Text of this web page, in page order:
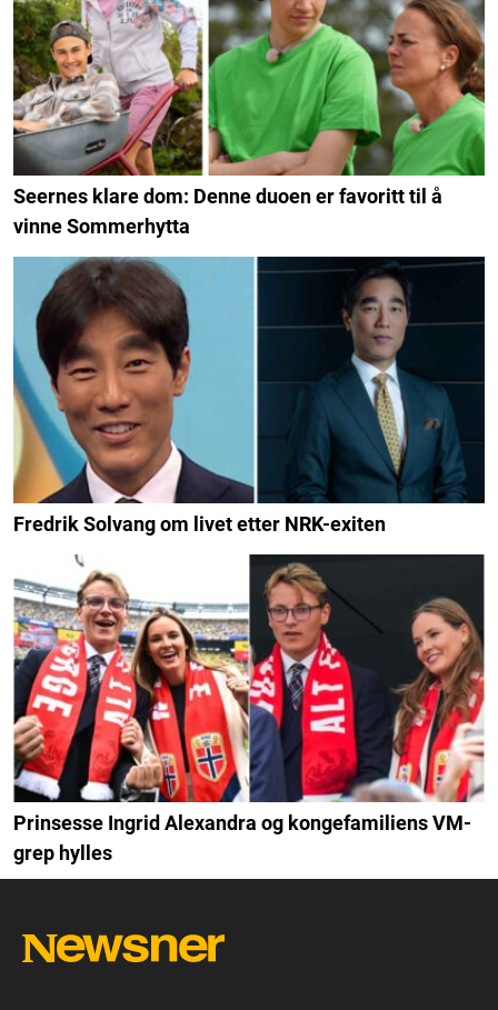
Seernes klare dom: Denne duoen er favoritt til å
vinne Sommerhytta
Fredrik Solvang om livet etter NRK-exiten
Prinsesse Ingrid Alexandra og kongefamiliens VM-
grep hylles